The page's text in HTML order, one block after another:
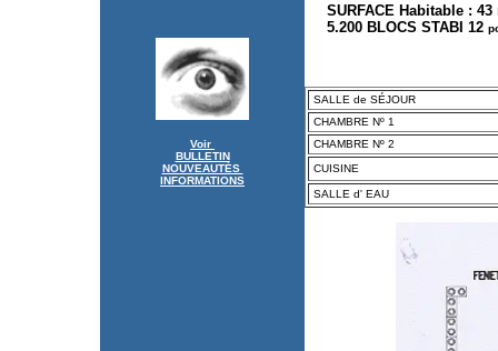
Voir
BULLETIN
NOUVEAUTÉS
INFORMATIONS
SURFACE Habitable : 43
5.200 BLOCS STABI 12
SALLE de SÉJOUR
CHAMBRE Nº 1
CHAMBRE Nº 2
CUISINE
SALLE d' EAU